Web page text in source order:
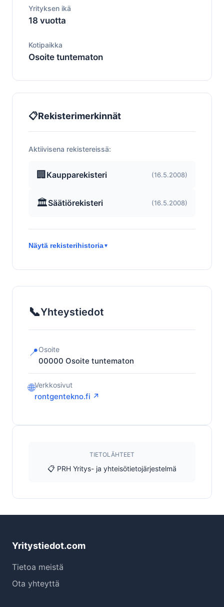
Yrityksen ikä
18 vuotta
Kotipaikka
Osoite tuntematon
📋Rekisterimerkinnät
Aktiivisena rekistereissä:
🏢 Kaupparekisteri (16.5.2008)
🏛️Säätiörekisteri (16.5.2008)
Näytä rekisterihistoria▼
📞Yhteystiedot
📍Osoite
00000 Osoite tuntematon
🌐Verkkosivut
rontgentekno.fi ↗
TIETOLÄHTEET
📋 PRH Yritys- ja yhteisötietojärjestelmä
Yritystiedot.com
Tietoa meistä
Ota yhteyttä